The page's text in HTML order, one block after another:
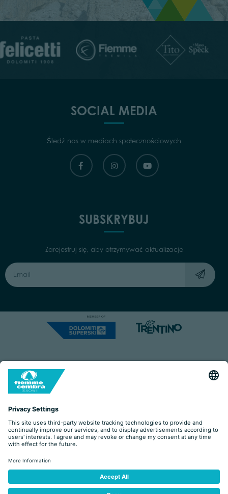
SOCIAL MEDIA
Śledź nas w mediach społecznościowych
SUBSKRYBUJ
Zarejestruj się, aby otrzymywać aktualizacje
Capitale Sociale: Euro 220.000,00 | VAT: 01901280220
COOKIES IMPRINT